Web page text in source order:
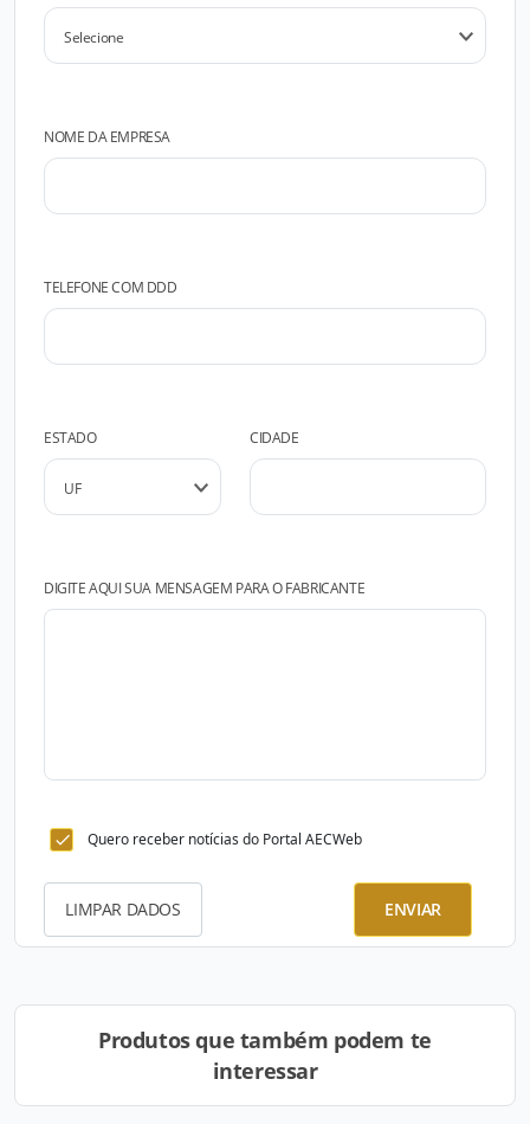
NOME DA EMPRESA
TELEFONE COM DDD
ESTADO CIDADE
DIGITE AQUI SUA MENSAGEM PARA O FABRICANTE
Quero receber notícias do Portal AECWeb
LIMPAR DADOS ENVIAR
Produtos que também podem te
interessar